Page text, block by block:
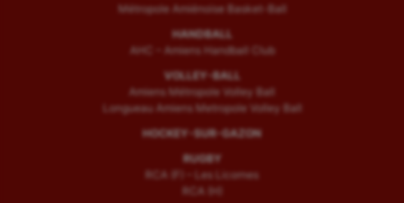
Métropole Amiénoise Basket-Ball
HANDBALL
AHC – Amiens Handball Club
VOLLEY-BALL
Amiens Métropole Volley Ball
Longueau Amiens Metropole Volley Ball
HOCKEY-SUR-GAZON
RUGBY
RCA (F) – Les Licornes
RCA (H)